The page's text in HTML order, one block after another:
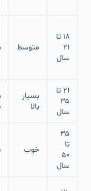
۱۸ تا
۲۱
سال
متوسط
۲۱ تا
۳۵
سال
بسیار
بالا
۳۵
تا
۵۰
سال
خوب